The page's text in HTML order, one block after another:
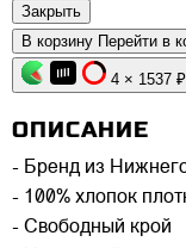
Закрыть
В корзину Перейти в
ОПИСАНИЕ
- Бренд из
- 100% хлопок
- Свободный крой